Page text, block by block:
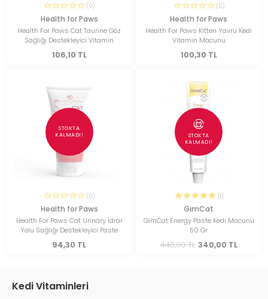
(0)
Health for Paws
Health For Paws Cat Taurine Göz
Sağlığı Destekleyici Vitamin
106,10 TL
(0)
Health for Paws
Health For Paws Kitten Yavru Kedi
Vitamin Macunu
100,30 TL
STOKTA
KALMADI!
(0)
Health for Paws
Health For Paws Cat Urinary İdrar
Yolu Sağlığı Destekleyici Paste
94,30 TL
STOKTA
KALMADI!
(1)
GimCat
GimCat Energy Paste Kedi Macunu
50 Gr
440,00 TL 340,00 TL
Kedi Vitaminleri